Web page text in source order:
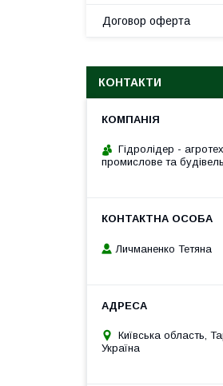
Договор оферта
КОНТАКТИ
Гідролідер -
промислове та
Личманенко Тетяна
Київська область,
Україна